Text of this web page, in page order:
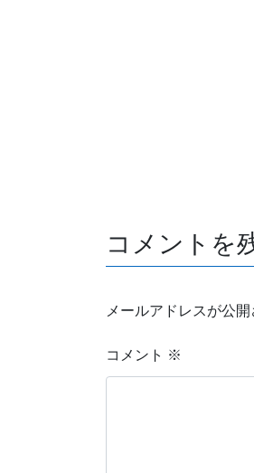
コメントを
メールアドレスが公
コメント ※